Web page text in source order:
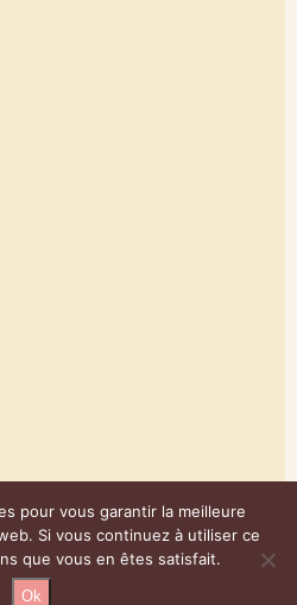
réservés.
pour vous garantir la meilleure
Si vous continuez à utiliser ce
que vous en êtes satisfait.
Ok